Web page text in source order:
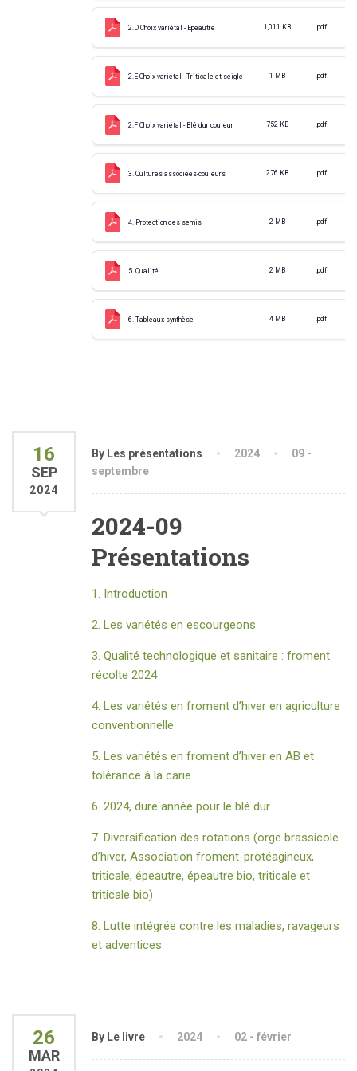
2.D Choix variétal - Epeautre 1,011 KB .pdf
2.E Choix variétal - Triticale et seigle 1 MB .pdf
2.F Choix variétal - Blé dur couleur 752 KB .pdf
3. Cultures associées-couleurs 276 KB .pdf
4. Protection des semis 2 MB .pdf
5. Qualité 2 MB .pdf
6. Tableaux synthèse 4 MB .pdf
16
SEP
2024
By Les présentations 2024
09 -
septembre
2024-09
Présentations
1. Introduction
2. Les variétés en escourgeons
3. Qualité technologique et sanitaire : froment
récolte 2024
4. Les variétés en froment d’hiver en agriculture
conventionnelle
5. Les variétés en froment d’hiver en AB et
tolérance à la carie
6. 2024, dure année pour le blé dur
7. Diversification des rotations (orge brassicole
d’hiver, Association froment-protéagineux,
triticale, épeautre, épeautre bio, triticale et
triticale bio)
8. Lutte intégrée contre les maladies, ravageurs
et adventices
26
MAR
By Le livre 2024 02 - février